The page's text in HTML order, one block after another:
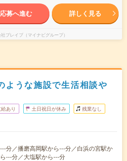
応募へ進む 詳しく見る
ブレイブ（マイナビグループ）
ような施設で生活相談や
あり 土日祝日が休み 残業なし
分／播磨高岡駅から---分／白浜の宮駅か
---分／大塩駅から---分